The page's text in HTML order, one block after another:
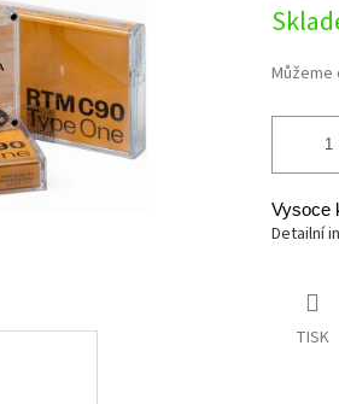
cena:
Můžeme
Vysoce
Detailní
TISK